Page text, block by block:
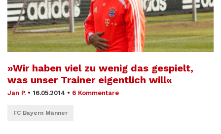
»Wir haben viel zu wenig das gespielt,
was unser Trainer eigentlich will«
Jan P. • 16.05.2014 • 6 Kommentare
FC Bayern Männer